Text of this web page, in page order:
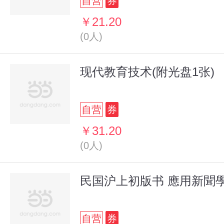
￥21.20
(0人)
现代教育技术(附光盘1张)
自营 券
￥31.20
(0人)
民国沪上初版书 應用新聞
自营 券